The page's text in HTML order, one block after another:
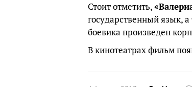
Стоит отметить,
государственный язык,
боевика произведен
В кинотеатрах фильм